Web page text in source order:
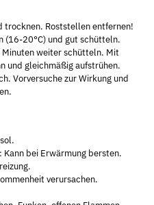
trocknen. Roststellen entfernen!
(16-20°C) und gut schütteln.
weiter schütteln. Mit
und gleichmäßig aufstrühen.
Vorversuche zur Wirkung und
bei Erwärmung bersten.
verursachen.